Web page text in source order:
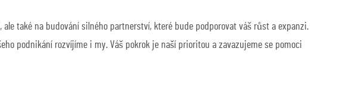
také na budování silného partnerství, které bude podporovat váš růst a expanzi.
podnikání rozvíjíme i my. Váš pokrok je naší prioritou a zavazujeme se pomoci